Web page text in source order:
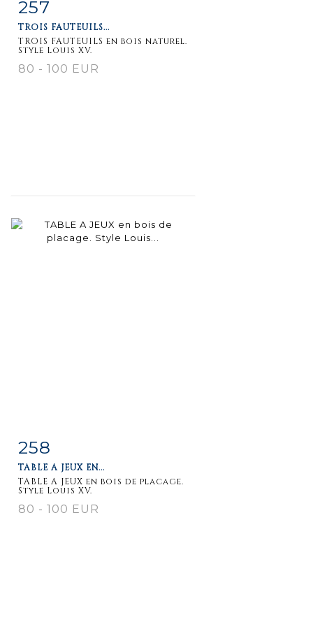
Item detail
257
TROIS FAUTEUILS...
TROIS FAUTEUILS en bois naturel.
Style Louis XV.
80 - 100 EUR
Item detail
258
TABLE A JEUX EN...
TABLE A JEUX en bois de placage.
Style Louis XV.
80 - 100 EUR